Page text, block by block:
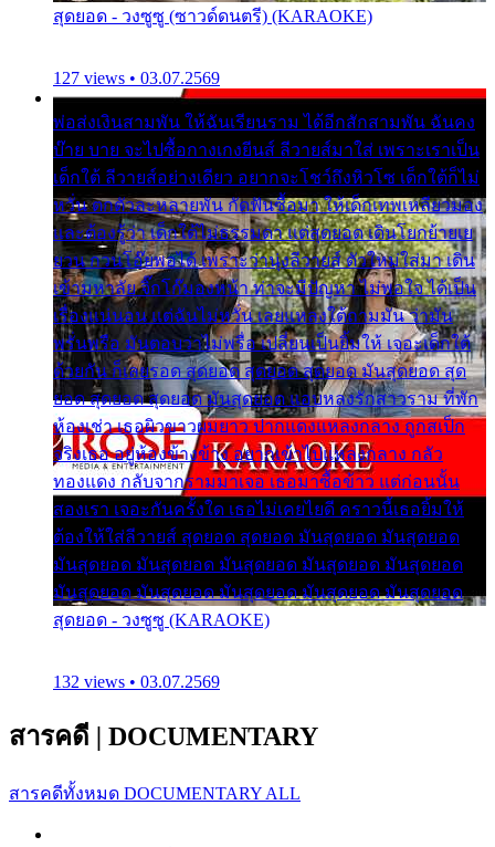
สุดยอด - วงซูซู (ซาวด์ดนตรี) (KARAOKE)
127 views • 03.07.2569
พ่อส่งเงินสามพัน ให้ฉันเรียนราม ได้อีกสักสามพัน ฉันคง
บ๊าย บาย จะไปซื้อกางเกงยีนส์ ลีวายส์มาใส่ เพราะเราเป็น
เด็กใต้ ลีวายส์อย่างเดียว อยากจะโชว์ถึงหิวโซ เด็กใต้ก็ไม่
หวั่น ตกตัวละหลายพัน กัดฟันซื้อมา ให้เด็กเทพเหลียวมอง
และต้องรู้ว่า เด็กใต้ไม่ธรรมดา แต่สุดยอด เดินโยกย้ายเย
ยวน กวนโอ๊ยพอได้ เพราะว่านุ่งลีวายส์ ตัวใหม่ใส่มา เดิน
เข้ามหาลัย จิ๊กโก๊มองหน้า ท่าจะมีปัญหา ไม่พอใจ ได้เป็น
เรื่องแน่นอน แต่ฉันไม่หวั่น เลยแหลงใต้ถามมัน ว่ามัน
พรั่นพรือ มันตอบว่าไม่พรื่อ เปลี่ยนเป็นยิ้มให้ เจอะเด็กใต้
ด้วยกัน ก็เลยรอด สุดยอด สุดยอด สุดยอด มันสุดยอด สุด
ยอด สุดยอด สุดยอด มันสุดยอด แอบหลงรักสาวราม ที่พัก
ห้องเช่า เธอผิวขาวผมยาว ปากแดงแหลงกลาง ถูกสเป็ก
จริงเธอ อยู่ห้องข้างข้าง อยากเข้าไปแหลงกลาง กลัว
ทองแดง กลับจากรามมาเจอ เธอมาซื้อข้าว แต่ก่อนนั้น
สองเรา เจอะกันครั้งใด เธอไม่เคยไยดี คราวนี้เธอยิ้มให้
ต้องให้ใส่ลีวายส์ สุดยอด สุดยอด มันสุดยอด มันสุดยอด
มันสุดยอด มันสุดยอด มันสุดยอด มันสุดยอด มันสุดยอด
มันสุดยอด มันสุดยอด มันสุดยอด มันสุดยอด มันสุดยอด
สุดยอด - วงซูซู (KARAOKE)
132 views • 03.07.2569
สารคดี | DOCUMENTARY
สารคดีทั้งหมด DOCUMENTARY ALL